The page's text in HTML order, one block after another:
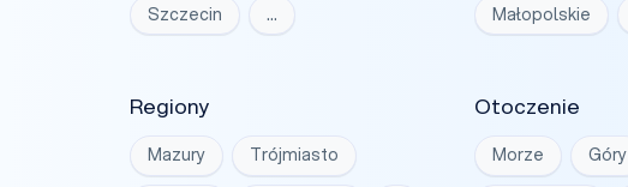
Szczecin … Małopolskie
Regiony
Mazury Trójmiasto
Otoczenie
Morze Góry